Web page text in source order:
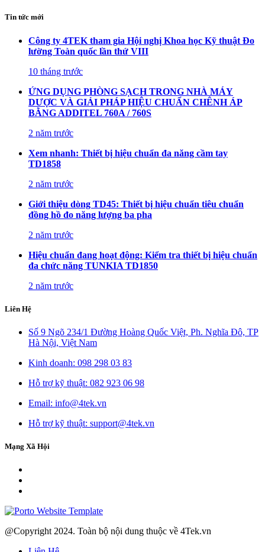
Tin tức mới
Công ty 4TEK tham gia Hội nghị Khoa học Kỹ thuật Đo
lường Toàn quốc lần thứ VIII
10 tháng trước
ỨNG DỤNG PHÒNG SẠCH TRONG NHÀ MÁY
DƯỢC VÀ GIẢI PHÁP HIỆU CHUẨN CHÊNH ÁP
BẰNG ADDITEL 760A / 760S
2 năm trước
Xem nhanh: Thiết bị hiệu chuẩn đa năng cầm tay
TD1858
2 năm trước
Giới thiệu dòng TD45: Thiết bị hiệu chuẩn tiêu chuẩn
đồng hồ đo năng lượng ba pha
2 năm trước
Hiệu chuẩn đang hoạt động: Kiểm tra thiết bị hiệu chuẩn
đa chức năng TUNKIA TD1850
2 năm trước
Liên Hệ
Số 9 Ngõ 234/1 Đường Hoàng Quốc Việt, Ph. Nghĩa Đô, TP
Hà Nội, Việt Nam
Kinh doanh: 098 298 03 83
Hỗ trợ kỹ thuật: 082 923 06 98
Email: info@4tek.vn
Hỗ trợ kỹ thuật: support@4tek.vn
Mạng Xã Hội
@Copyright 2024. Toàn bộ nội dung thuộc về 4Tek.vn